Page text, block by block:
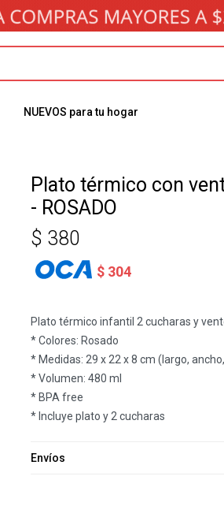
NUEVOS para tu hogar
Plato térmico con
- ROSADO
$ 380
$ 304
Plato térmico infantil 2 cucharas y
* Colores: Rosado
* Medidas: 29 x 22 x 8 cm (largo,
* Volumen: 480 ml
* BPA free
* Incluye plato y 2 cucharas
Envíos